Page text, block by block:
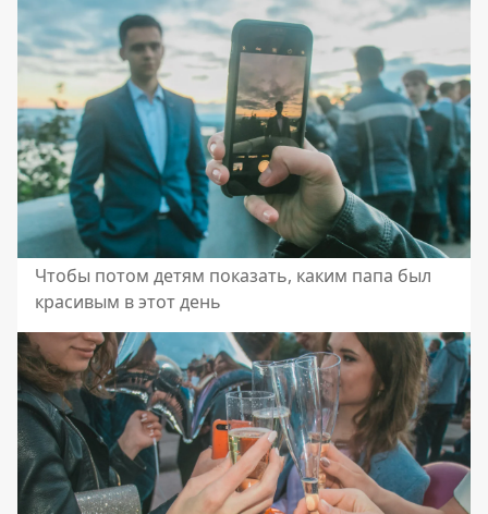
Чтобы потом детям показать, каким папа был
красивым в этот день